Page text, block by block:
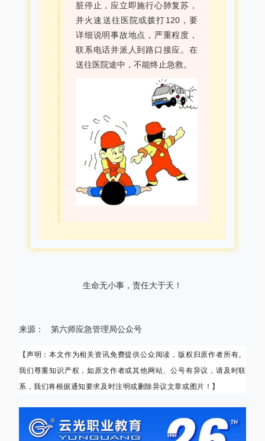
脏停止，应立即施行心肺复苏，
并火速送往医院或拨打120，要
详细说明事故地点，严重程度，
联系电话并派人到路口接应。在
送往医院途中，不能终止急救。
生命无小事，责任大于天！
来源： 第六师应急管理局公众号
【声明：本文作为相关资讯免费提供公众阅读，版权归原作者所有。
我们尊重知识产权，如原文作者或其他网站、公号有异议，请及时联
系，我们将根据通知要求及时注明或删除异议文章或图片！】